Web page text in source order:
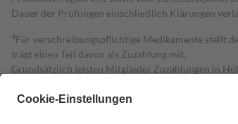
Dauer der Prüfungen einschließlich Klärungen
4Für verschreibungspflichtige Medikamente stellt
trägt einen Teil davon als Zuzahlung mit.
Grundsätzlich leisten Mitglieder Zuzahlungen in
Diese Regeln gelten grundsätzlich auch für Online-